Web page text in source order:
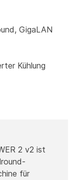
GigaLAN
Kühlung
2 v2 ist
für